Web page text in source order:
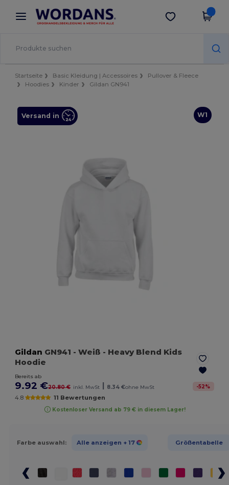
× Wordans App
Bessere Preise in der App!
App holen
Startseite Basic Kleidung | Accessoires
Pullover & Fleece
Hoodies
Kinder Gildan GN941
W1
Versand in
Gildan GN941 - Weiß - Heavy Blend Kids
Hoodie
Bereits ab
9.92 €20.80 € inkl. MwSt | 8.34 €ohne MwSt -52%
4.8 11 Bewertungen
Kostenloser Versand ab 79 € in diesem Lager!
Farbe auswahl: Alle anzeigen + 17 Größentabelle